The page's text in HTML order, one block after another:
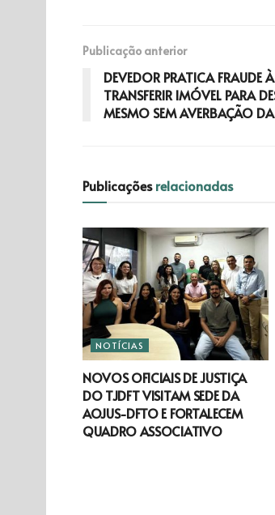
Publicação anterior
DEVEDOR PRATICA FRAUDE
TRANSFERIR IMÓVEL PARA
MESMO SEM AVERBAÇÃO
Publicaçõesrelacionadas
NOTÍCIAS
NOVOS OFICIAIS DE JUSTIÇA
DO TJDFT VISITAM SEDE DA
AOJUS-DFTO E FORTALECEM
QUADRO ASSOCIATIVO